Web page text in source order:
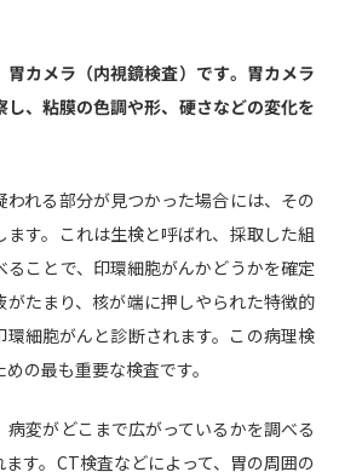
カメラ（内視鏡検査）です。胃カメラ
し、粘膜の色調や形、硬さなどの変化を
われる部分が見つかった場合には、その
す。これは生検と呼ばれ、採取した組
ことで、印環細胞がんかどうかを確定
がたまり、核が端に押しやられた特徴的
環細胞がんと診断されます。この病理検
の最も重要な検査です。
変がどこまで広がっているかを調べる
す。CT検査などによって、胃の周囲の